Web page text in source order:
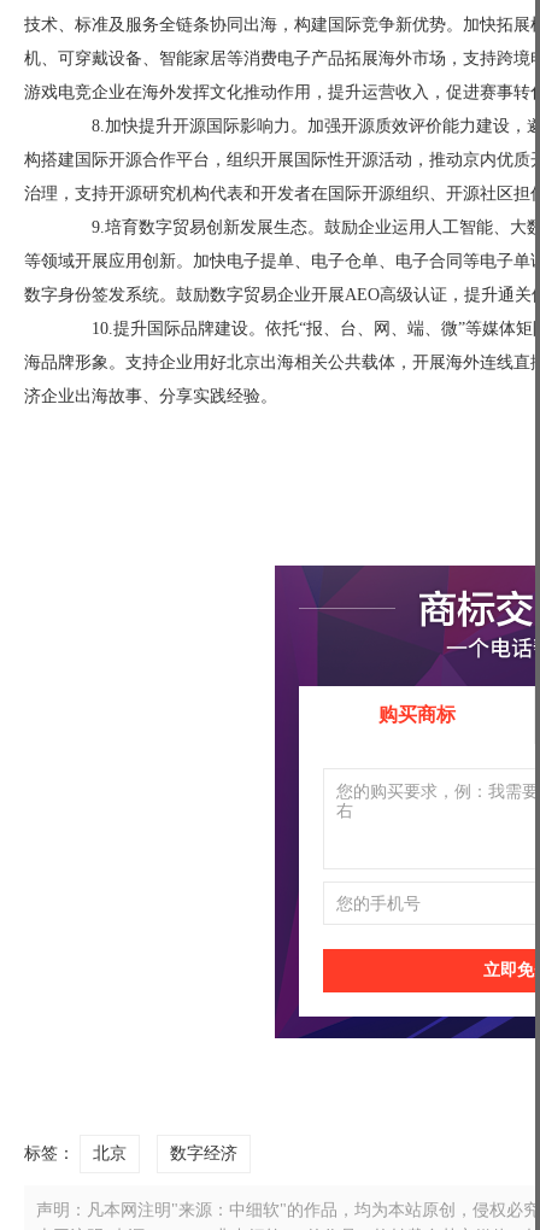
技术、标准及服务全链条协同出海，构建国际竞争新优势。加快拓
机、可穿戴设备、智能家居等消费电子产品拓展海外市场，支持跨
游戏电竞企业在海外发挥文化推动作用，提升运营收入，促进赛事转
8.加快提升开源国际影响力。加强开源质效评价能力建设，
构搭建国际开源合作平台，组织开展国际性开源活动，推动京内优
治理，支持开源研究机构代表和开发者在国际开源组织、开源社区担
9.培育数字贸易创新发展生态。鼓励企业运用人工智能、大
等领域开展应用创新。加快电子提单、电子仓单、电子合同等电子
数字身份签发系统。鼓励数字贸易企业开展AEO高级认证，提升通关
10.提升国际品牌建设。依托“报、台、网、端、微”等媒体矩
海品牌形象。支持企业用好北京出海相关公共载体，开展海外连线
济企业出海故事、分享实践经验。
购买商标
立即免
标签： 北京 数字经济
声明：凡本网注明"来源：中细软"的作品，均为本站原创，侵权必